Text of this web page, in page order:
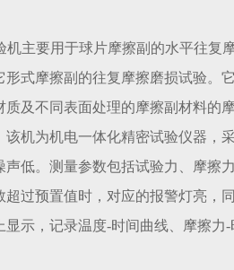
机主要用于球片摩擦副的水平往复
式摩擦副的往复摩擦磨损试验。
及不同表面处理的摩擦副材料的
该机为机电一体化精密试验仪器，
低。测量参数包括试验力、摩擦
过预置值时，对应的报警灯亮，
显示，记录温度-时间曲线、摩擦力-